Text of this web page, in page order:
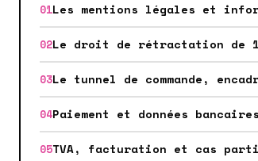
Les mentions légales et
Le droit de rétractation de
Le tunnel de commande,
Paiement et données bancaires
TVA, facturation et cas